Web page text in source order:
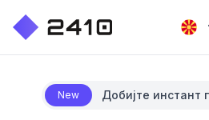
New Добијте инстант